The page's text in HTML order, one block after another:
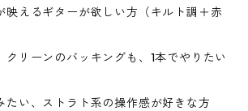
映えるギターが欲しい方（キルト調＋赤
リーンのバッキングも、1本でやりたい
たい、ストラト系の操作感が好きな方